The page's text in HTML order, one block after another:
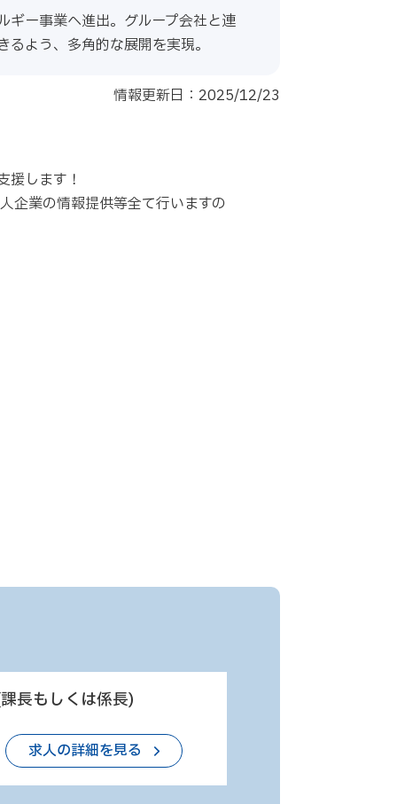
ギー事業へ進出。グループ会社と連
よう、多角的な展開を実現。
情報更新日：2025/12/23
援します！
企業の情報提供等全て行いますの
長もしくは係長)
求人の詳細を見る